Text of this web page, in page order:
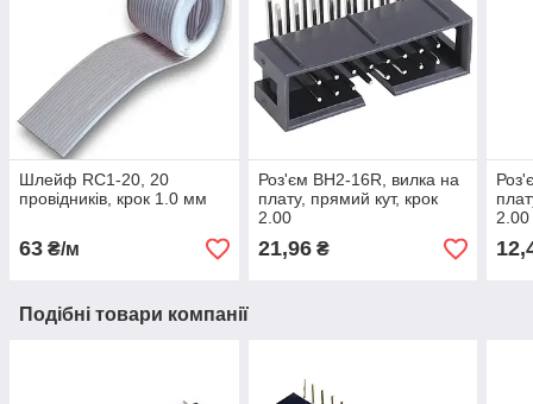
Шлейф RC1-20, 20
провідників, крок 1.0 мм
63 ₴/м
Роз'єм BH2-16R, вилка на
плату, прямий кут, крок
2.00
21,96₴
2.00
Подібні товари компанії